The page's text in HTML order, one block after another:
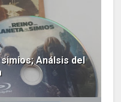
Análsis del